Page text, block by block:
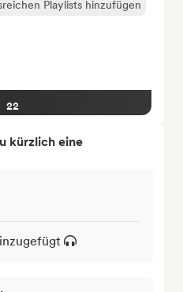
Playlists hinzufügen
22
kürzlich eine